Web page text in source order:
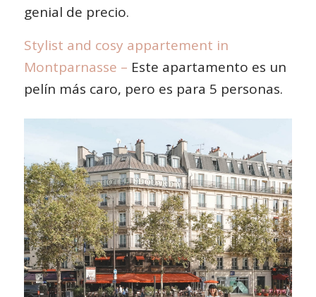
genial de precio.
Stylist and cosy appartement in
Montparnasse – Este apartamento es un
pelín más caro, pero es para 5 personas.